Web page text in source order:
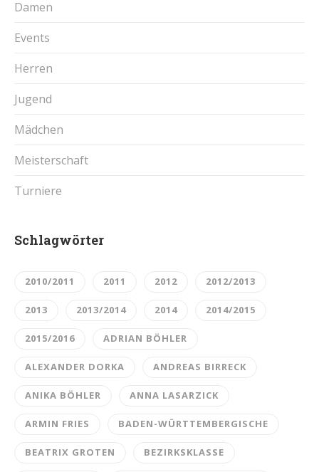
Damen
Events
Herren
Jugend
Mädchen
Meisterschaft
Turniere
Schlagwörter
2010/2011 2011 2012 2012/2013
2013 2013/2014 2014 2014/2015
2015/2016 ADRIAN BÖHLER
ALEXANDER DORKA ANDREAS BIRRECK
ANIKA BÖHLER ANNA LASARZICK
ARMIN FRIES BADEN-WÜRTTEMBERGISCHE
BEATRIX GROTEN BEZIRKSKLASSE